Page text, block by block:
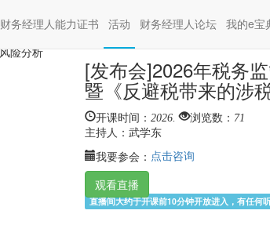
财务经理人能力证书 活动 (current)
财务经理人论坛 我的e宝
[发布会]2026年税务
暨《反避税带来的涉
开课时间： 2026. 浏览数： 71
主持人： 武学东
我要参会： 点击咨询
观看直播
直播间大约于开课前10分钟开放进入，有任何